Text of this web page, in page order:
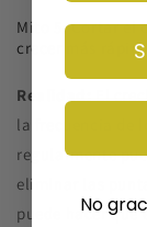
Mito 5: Cortar el
crecer más
Realidad:
El
la frecuencia de
regularmente
eliminar las
puede hacer que
No